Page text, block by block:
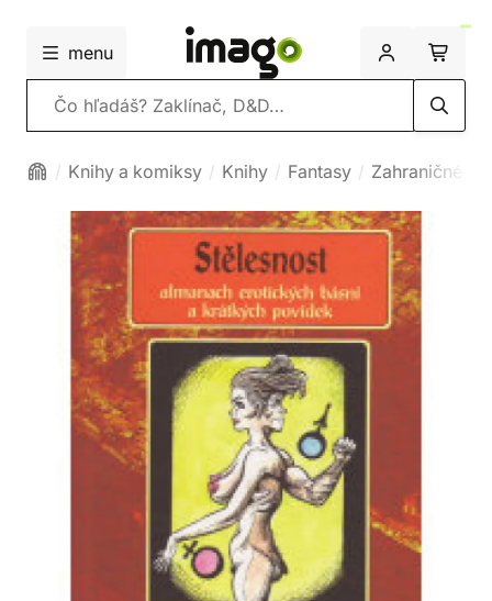
menu
Vyhľadávanie
Knihy a komiksy Knihy Fantasy Zahraničné